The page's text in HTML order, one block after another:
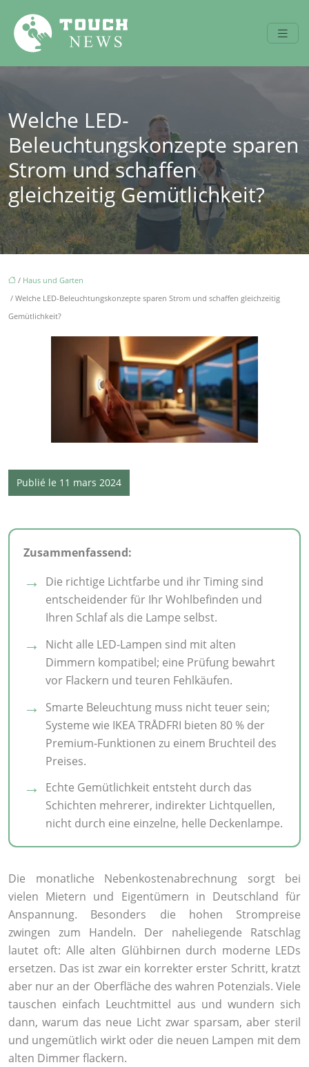
Welche LED-
Beleuchtungskonzepte sparen
Strom und schaffen
gleichzeitig Gemütlichkeit?
/ Haus und Garten
/ Welche LED-Beleuchtungskonzepte sparen Strom und schaffen gleichzeitig
Gemütlichkeit?
Publié le 11 mars 2024
Zusammenfassend:
Die richtige Lichtfarbe und ihr Timing sind
entscheidender für Ihr Wohlbefinden und
Ihren Schlaf als die Lampe selbst.
Nicht alle LED-Lampen sind mit alten
Dimmern kompatibel; eine Prüfung bewahrt
vor Flackern und teuren Fehlkäufen.
Smarte Beleuchtung muss nicht teuer sein;
Systeme wie IKEA TRÅDFRI bieten 80 % der
Premium-Funktionen zu einem Bruchteil des
Preises.
Echte Gemütlichkeit entsteht durch das
Schichten mehrerer, indirekter Lichtquellen,
nicht durch eine einzelne, helle Deckenlampe.
Die monatliche Nebenkostenabrechnung sorgt bei
vielen Mietern und Eigentümern in Deutschland für
Anspannung. Besonders die hohen Strompreise
zwingen zum Handeln. Der naheliegende Ratschlag
lautet oft: Alle alten Glühbirnen durch moderne LEDs
ersetzen. Das ist zwar ein korrekter erster Schritt, kratzt
aber nur an der Oberfläche des wahren Potenzials. Viele
tauschen einfach Leuchtmittel aus und wundern sich
dann, warum das neue Licht zwar sparsam, aber steril
und ungemütlich wirkt oder die neuen Lampen mit dem
alten Dimmer flackern.